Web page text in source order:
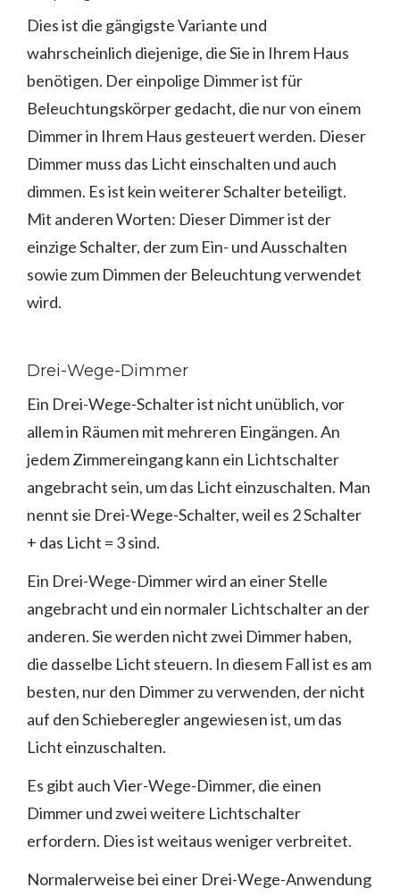
Dies ist die gängigste Variante und
wahrscheinlich diejenige, die Sie in Ihrem Haus
benötigen. Der einpolige Dimmer ist für
Beleuchtungskörper gedacht, die nur von einem
Dimmer in Ihrem Haus gesteuert werden. Dieser
Dimmer muss das Licht einschalten und auch
dimmen. Es ist kein weiterer Schalter beteiligt.
Mit anderen Worten: Dieser Dimmer ist der
einzige Schalter, der zum Ein- und Ausschalten
sowie zum Dimmen der Beleuchtung verwendet
wird.
Drei-Wege-Dimmer
Ein Drei-Wege-Schalter ist nicht unüblich, vor
allem in Räumen mit mehreren Eingängen. An
jedem Zimmereingang kann ein Lichtschalter
angebracht sein, um das Licht einzuschalten. Man
nennt sie Drei-Wege-Schalter, weil es 2 Schalter
+ das Licht = 3 sind.
Ein Drei-Wege-Dimmer wird an einer Stelle
angebracht und ein normaler Lichtschalter an der
anderen. Sie werden nicht zwei Dimmer haben,
die dasselbe Licht steuern. In diesem Fall ist es am
besten, nur den Dimmer zu verwenden, der nicht
auf den Schieberegler angewiesen ist, um das
Licht einzuschalten.
Es gibt auch Vier-Wege-Dimmer, die einen
Dimmer und zwei weitere Lichtschalter
erfordern. Dies ist weitaus weniger verbreitet.
Normalerweise bei einer Drei-Wege-Anwendung